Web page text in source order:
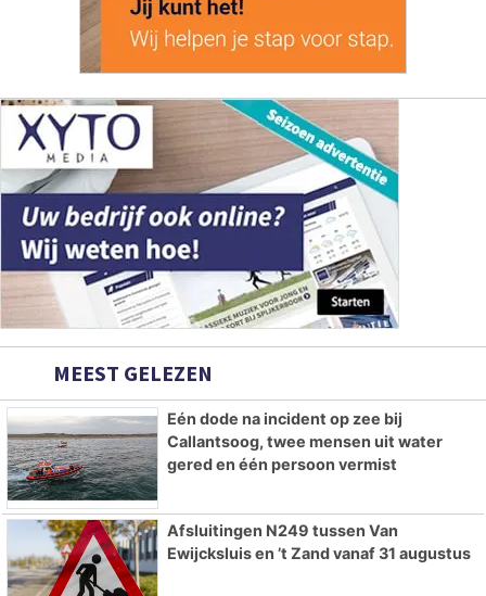
MEEST GELEZEN
Eén dode na incident op zee bij
Callantsoog, twee mensen uit water
gered en één persoon vermist
Afsluitingen N249 tussen Van
Ewijcksluis en ’t Zand vanaf 31 augustus